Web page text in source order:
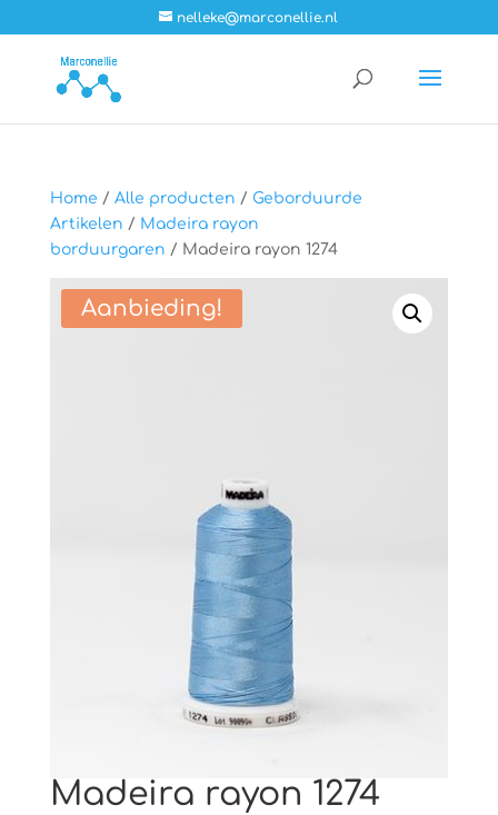
nelleke@marconellie.nl
Home / Alle producten / Geborduurde
Artikelen / Madeira rayon
borduurgaren / Madeira rayon 1274
Aanbieding!
Madeira rayon 1274